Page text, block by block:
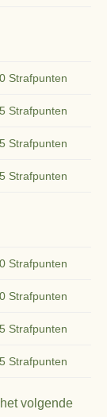
Strafpunten
Strafpunten
Strafpunten
Strafpunten
Strafpunten
Strafpunten
Strafpunten
Strafpunten
volgende